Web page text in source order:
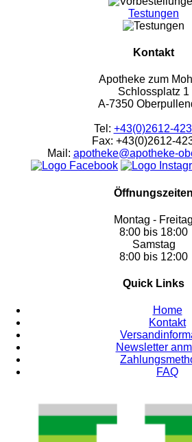
Testungen
Kontakt
Apotheke zum
Schlossplatz 1
A-7350
Tel: +43(0)2612-
Fax: +43(0)2612-
Mail: apotheke@apotheke-
Öffnungszeiten
Montag - Freitag
8:00 bis 18:00
Samstag
8:00 bis 12:00
Quick Links
Home
Kontakt
Newsletter
FAQ